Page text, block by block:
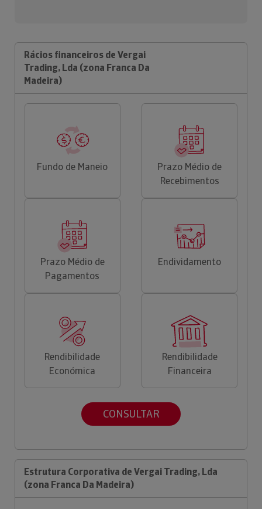
Rácios financeiros de Vergai
Trading, Lda (zona Franca Da
Madeira)
Fundo de Maneio
Prazo Médio de
Recebimentos
Prazo Médio de
Pagamentos
Endividamento
Rendibilidade
Económica
Rendibilidade
Financeira
CONSULTAR
Estrutura Corporativa de Vergai Trading, Lda
(zona Franca Da Madeira)